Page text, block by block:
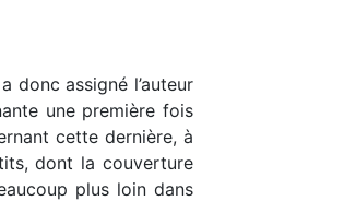
donc assigné l’auteur
une première fois
cette dernière, à
dont la couverture
plus loin dans